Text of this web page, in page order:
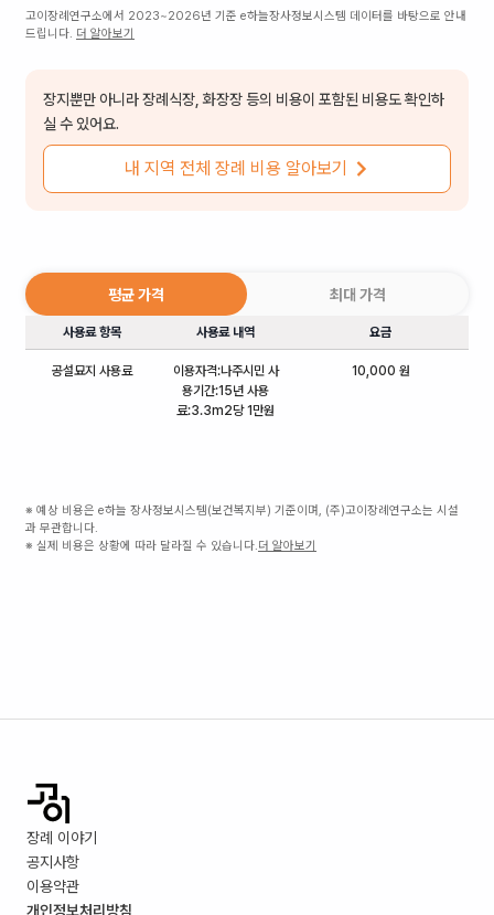
고이장례연구소에서 2023~2026년 기준 e하늘장사정보시스템 데이터를 바탕으로 안내
드립니다. 더 알아보기
장지뿐만 아니라 장례식장, 화장장 등의 비용이 포함된 비용도 확인하
실 수 있어요.
내 지역 전체 장례 비용 알아보기
평균 가격 최대 가격
사용료 항목 사용료 내역 요금
공설묘지 사용료
이용자격:나주시민 사
용기간:15년 사용
료:3.3m2당 1만원
10,000 원
※ 예상 비용은 e하늘 장사정보시스템(보건복지부) 기준이며, (주)고이장례연구소는 시설
과 무관합니다.
※ 실제 비용은 상황에 따라 달라질 수 있습니다.더 알아보기
장례 이야기
공지사항
이용약관
개인정보처리방침